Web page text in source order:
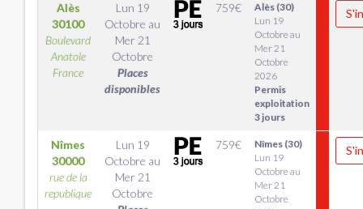
Alès
30100
Boulevard
Anatole
France
Lun 19
Octobre au
Mer 21
Octobre
Places
disponibles
759€
Alès (30)
Lun 19
Octobre au
Mer 21
Octobre
2026
Permis
exploitation
3 jours
Nîmes
30000
rue de la
republique
Lun 19
Octobre au
Mer 21
Octobre
759€
Nîmes (30)
Lun 19
Octobre au
Mer 21
Octobre